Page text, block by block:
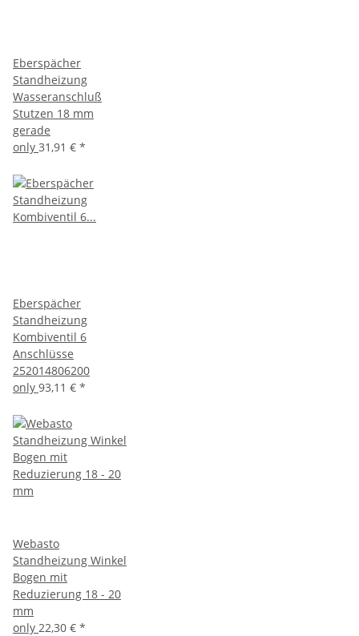
Eberspächer
Standheizung
Wasseranschluß
Stutzen 18 mm
gerade
only 31,91 € *
Eberspächer
Standheizung
Kombiventil 6
Anschlüsse
252014806200
only 93,11 € *
Webasto
Standheizung Winkel
Bogen mit
Reduzierung 18 - 20
mm
only 22,30 € *